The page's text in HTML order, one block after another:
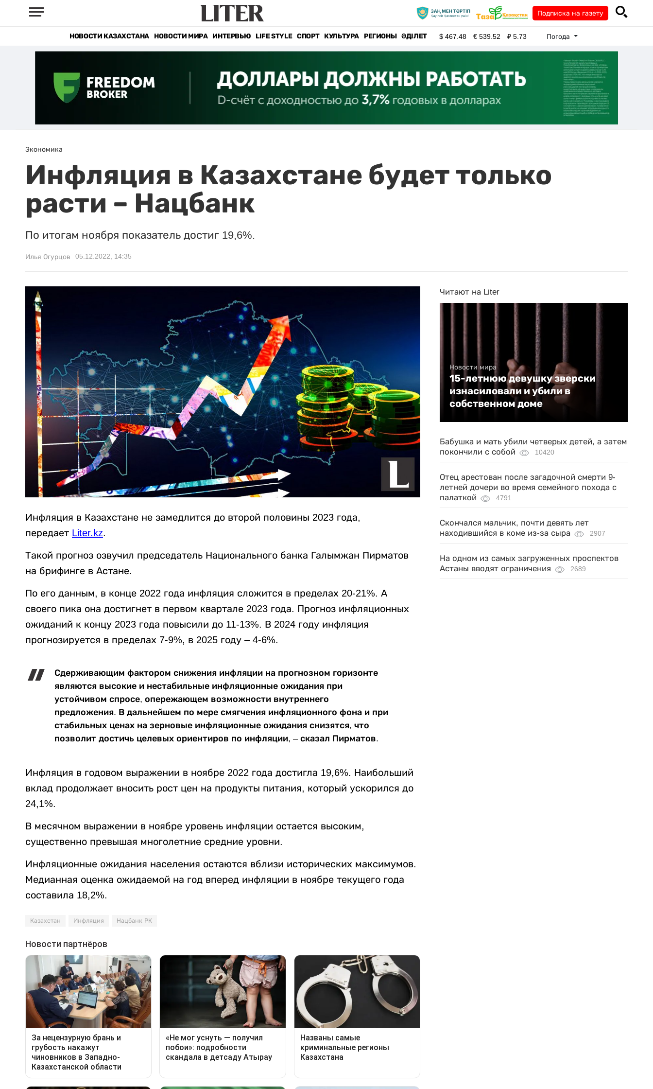
Подписка на газету
НОВОСТИ КАЗАХСТАНА НОВОСТИ МИРА ИНТЕРВЬЮ LIFE STYLE СПОРТ КУЛЬТУРА РЕГИОНЫ ӘДІЛЕТ $467.48 €539.52 ₽5.73 Погода
Экономика
Инфляция в Казахстане будет только
расти – Нацбанк
По итогам ноября показатель достиг 19,6%.
Илья Огурцов 05.12.2022, 14:35
Инфляция в Казахстане не замедлится до второй половины 2023 года,
передает Liter.kz.
Такой прогноз озвучил председатель Национального банка Галымжан Пирматов
на брифинге в Астане.
По его данным, в конце 2022 года инфляция сложится в пределах 20-21%. А
своего пика она достигнет в первом квартале 2023 года. Прогноз инфляционных
ожиданий к концу 2023 года повысили до 11-13%. В 2024 году инфляция
прогнозируется в пределах 7-9%, в 2025 году – 4-6%.
Сдерживающим фактором снижения инфляции на прогнозном горизонте
являются высокие и нестабильные инфляционные ожидания при
устойчивом спросе, опережающем возможности внутреннего
предложения. В дальнейшем по мере смягчения инфляционного фона и при
стабильных ценах на зерновые инфляционные ожидания снизятся, что
позволит достичь целевых ориентиров по инфляции, – сказал Пирматов.
Инфляция в годовом выражении в ноябре 2022 года достигла 19,6%. Наибольший
вклад продолжает вносить рост цен на продукты питания, который ускорился до
24,1%.
В месячном выражении в ноябре уровень инфляции остается высоким,
существенно превышая многолетние средние уровни.
Инфляционные ожидания населения остаются вблизи исторических максимумов.
Медианная оценка ожидаемой на год вперед инфляции в ноябре текущего года
составила 18,2%.
Казахстан Инфляция Нацбанк РК
Читают на Liter
Новости мира
15-летнюю девушку зверски
изнасиловали и убили в
собственном доме
Бабушка и мать убили четверых детей, а затем
покончили с собой
10420
Отец арестован после загадочной смерти 9-
летней дочери во время семейного похода с
палаткой
4791
Скончался мальчик, почти девять лет
находившийся в коме из-за сыра
2907
На одном из самых загруженных проспектов
Астаны вводят ограничения
2689